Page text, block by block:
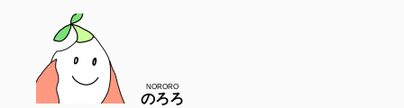
のろろ
NORORO